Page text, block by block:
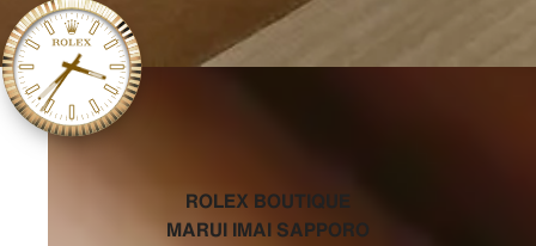
‭ROLEX BOUTIQUE
MARUI IMAI SAPPORO‬